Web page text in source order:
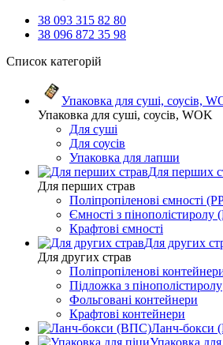
38 093 315 82 80
38 096 872 35 98
Список категорій
Упаковка для суші, соусів,
Упаковка для суші, соусів, WOK
Для суші
Для соусів
Упаковка для лапши
Для перших
Для перших страв
Поліпропіленові ємності
Ємності з
Крафтові ємності
Для других
Для других страв
Поліпропіленові
Підложка з пінополістиролу
Фольговані контейнери
Крафтові контейнери
Ланч-бокси
Упаковка